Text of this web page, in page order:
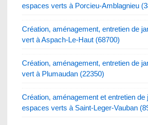
espaces verts à Porcieu-Amblagnieu
Création, aménagement, entretien de
vert à Aspach-Le-Haut (68700)
Création, aménagement, entretien de
vert à Plumaudan (22350)
Création, aménagement et entretien de
espaces verts à Saint-Leger-Vauban